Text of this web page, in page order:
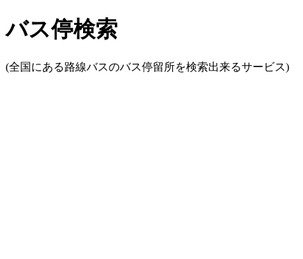
バス停検索
(全国にある路線バスのバス停留所を検索出来るサービス)